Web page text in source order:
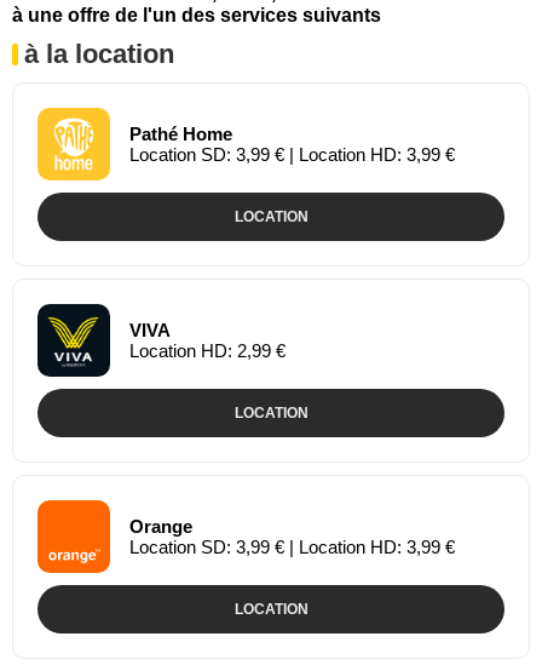
à une offre de l'un des services suivants
à la location
Pathé Home
Location SD: 3,99 € | Location HD: 3,99 €
LOCATION
VIVA
Location HD: 2,99 €
LOCATION
Orange
Location SD: 3,99 € | Location HD: 3,99 €
LOCATION